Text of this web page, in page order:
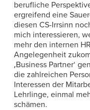
berufliche
ergreifend eine
diesen CS-Irrsinn
mich interessieren,
mehr den internen
Angelegenheit
‚Business Partner‘
die zahlreichen
Interessen der
Lehrlinge, einmal
schämen.